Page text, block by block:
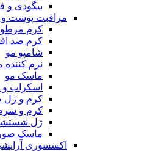
بیگودی و
مراقبت پوست و
کرم
کرم ضد
شامپو مو
نرم کننده
ماسک مو
اسکراب و
کرم و
کرم و
ژل
ماسک
اکسسوری